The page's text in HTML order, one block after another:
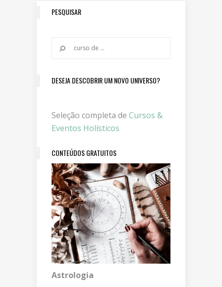
PESQUISAR
DESEJA DESCOBRIR UM NOVO UNIVERSO?
Seleção completa de Cursos &
Eventos Holísticos
CONTEÚDOS GRATUITOS
Astrologia